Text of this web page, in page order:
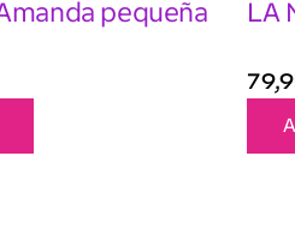
pequeña
LA